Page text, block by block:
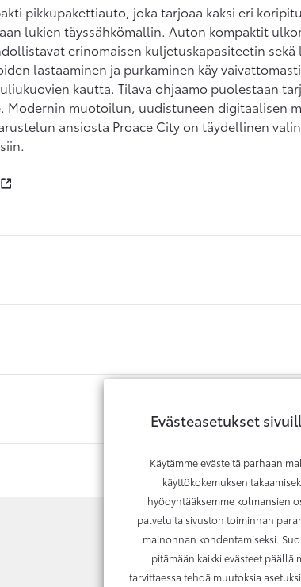
pikkupakettiauto, joka tarjoaa kaksi eri
lukien täyssähkömallin. Auton kompaktit
erinomaisen kuljetuskapasiteetin sekä
lastaaminen ja purkaminen käy vaivattomasti
kautta. Tilava ohjaamo puolestaan
Modernin muotoilun, uudistuneen digitaalisen
ansiosta Proace City on täydellinen
Kysy lisätietoja tai
Evästeasetukset
Käytämme evästeitä parhaan
käyttökokemuksen
hyödyntääksemme kolmansien
palveluita sivuston toiminnan
mainonnan kohdentamiseksi.
pitämään kaikki evästeet päällä
tarvittaessa tehdä muutoksia